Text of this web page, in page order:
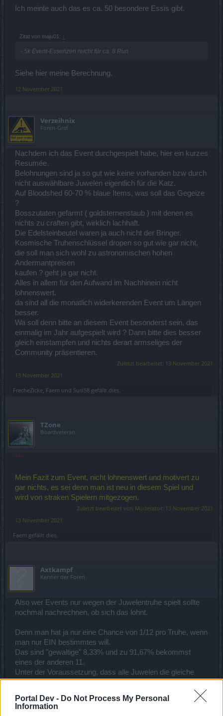
Portal Dev - Do Not Process My Personal
Information
Ich meinte auch das es ca. 50 besondere Essis gibt.
Zitat von maju01: ↑
- 5k Event-Essenzen reicht für ca. 8 Run
Siehe hier meine Berechnung.
12 November 2021
Verzeihnix
Foren-Graf
Nachdem ich das Event durchgespielt habe, hier ein kurzes
Resumée.
Belohnungen sind ja so gut wie keine vorhanden bzw durch
nicht auswählbare Juwelen eigentlich für die Katz.
Auf Bloodshed 60-70 % blaue Items, was soll das Gegeize
?
Bosszutaten gefarmt ( goldsternenstaub ) mit denen es
nichts zu craften gibt, wirklich lachhaft.
Die Edelsteinbeutel waren ja auch nicht der Bringer.
Kosmische Truhenschlüssel dropen so gut wie gar nicht,
die soll man sich wohl zu astronomischen hohen
Andermantpreisen
kaufen ? geht ja gar nicht.
Alles in allem für den Aufwand im Nachhinein nicht
lohnenswert.
da sind all die monatlich widerkerenden Event um Längen
besser.
Wa soll denn bitte an diesem Event besonderst sein, das
einmalig im Jahr aufgespielt wird ? Dann bitte dies besser
gleich einstampfen und nichts derart armseliges der
Community präsentieren.
Zuletzt bearbeitet: 13 November 2021
13 November 2021
FrecheZicke Faem und Susi58 gefällt dies.
TZone
Boardveteran
***
Mein Fazit zum Event, nicht lohnenswert und motivert zu
gar nichts, es sei denn man ist neu in diesem Spiel und
wird von straken Spielern mitgezogen.
Zuletzt bearbeitet von Moderator: 13 November 2021
13 November 2021
Faem gefällt dies.
Axtkampf
Kenner der Foren
Also wer Events nur wegen der Juwelentruhe spielt sollte
nochmal nachrechnen, ob sich das lohnt.
Denn man hat ja nur eine Chance von 1/12 pro Truhe, wenn
man nur EIN bestimmtes will.
Das sind "gewaltige" 8,33% und zu 91,67% bekommst
eines der anderen 11.
Unter der Voraussetzung, dass alle Juwelen die gleiche
Wahrscheinlichkeit haben. Falls eine ungleiche Verteilung
düsterer aus.